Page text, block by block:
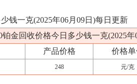
钱一克(2025年06月09日)每日更新
铂金回收价格今日多少钱一克(2025年
产品价格 价格
248 元/克